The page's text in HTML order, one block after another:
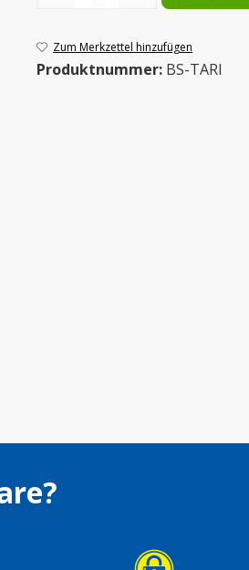
Zum Merkzettel hinzufügen
Produktnummer: BS-TARI